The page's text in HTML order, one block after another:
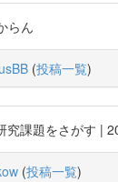
らん
(投稿一覧)
課題をさがす |
(投稿一覧)